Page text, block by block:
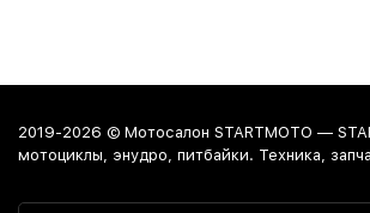
2019-2026 © Мотосалон STARTMOTO —
мотоциклы, энудро, питбайки. Техника,